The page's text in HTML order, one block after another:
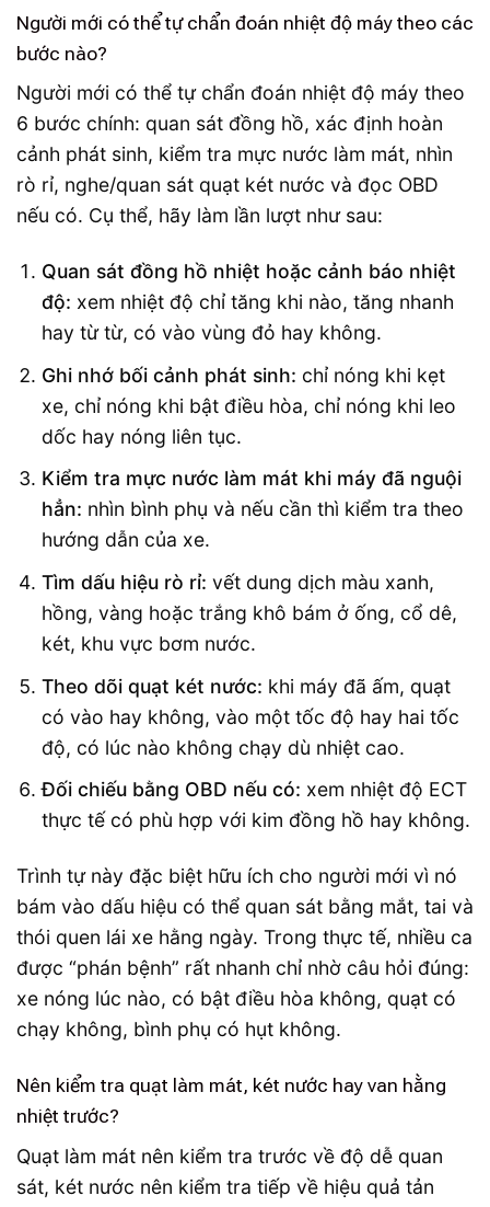
Người mới có thể tự chẩn đoán nhiệt độ máy theo các
bước nào?
Người mới có thể tự chẩn đoán nhiệt độ máy theo
6 bước chính: quan sát đồng hồ, xác định hoàn
cảnh phát sinh, kiểm tra mực nước làm mát, nhìn
rò rỉ, nghe/quan sát quạt két nước và đọc OBD
nếu có. Cụ thể, hãy làm lần lượt như sau:
Quan sát đồng hồ nhiệt hoặc cảnh báo nhiệt
độ: xem nhiệt độ chỉ tăng khi nào, tăng nhanh
hay từ từ, có vào vùng đỏ hay không.
Ghi nhớ bối cảnh phát sinh: chỉ nóng khi kẹt
xe, chỉ nóng khi bật điều hòa, chỉ nóng khi leo
dốc hay nóng liên tục.
Kiểm tra mực nước làm mát khi máy đã nguội
hẳn: nhìn bình phụ và nếu cần thì kiểm tra theo
hướng dẫn của xe.
Tìm dấu hiệu rò rỉ: vết dung dịch màu xanh,
hồng, vàng hoặc trắng khô bám ở ống, cổ dê,
két, khu vực bơm nước.
Theo dõi quạt két nước: khi máy đã ấm, quạt
có vào hay không, vào một tốc độ hay hai tốc
độ, có lúc nào không chạy dù nhiệt cao.
Đối chiếu bằng OBD nếu có: xem nhiệt độ ECT
thực tế có phù hợp với kim đồng hồ hay không.
Trình tự này đặc biệt hữu ích cho người mới vì nó
bám vào dấu hiệu có thể quan sát bằng mắt, tai và
thói quen lái xe hằng ngày. Trong thực tế, nhiều ca
được “phán bệnh” rất nhanh chỉ nhờ câu hỏi đúng:
xe nóng lúc nào, có bật điều hòa không, quạt có
chạy không, bình phụ có hụt không.
Nên kiểm tra quạt làm mát, két nước hay van hằng
nhiệt trước?
Quạt làm mát nên kiểm tra trước về độ dễ quan
sát, két nước nên kiểm tra tiếp về hiệu quả tản